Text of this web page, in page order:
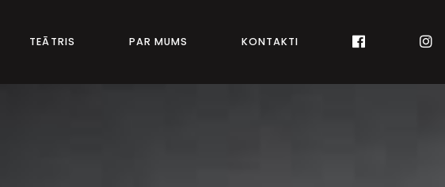
TEĀTRIS PAR MUMS KONTAKTI